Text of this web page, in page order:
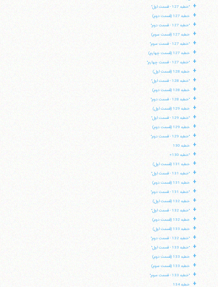
+ "خطبه 127 - قسمت اول"
+ خطبه 127 (قسمت دوم)
+ "خطبه 127 - قسمت دوم"
+ خطبه 127 (قسمت سوم)
+ "خطبه 127 - قسمت سوم"
+ خطبه 127 (قسمت چهارم)
+ "خطبه 127 - قسمت چهارم"
+ خطبه 128 (قسمت اول)
+ "خطبه 128 - قسمت اول"
+ خطبه 128 (قسمت دوم)
+ "خطبه 128 - قسمت دوم"
+ خطبه 129 (قسمت اول)
+ "خطبه 129 - قسمت اول"
+ خطبه 129 (قسمت دوم)
+ "خطبه 129 - قسمت دوم"
+ خطبه 130
+ "خطبه 130»
+ خطبه 131 (قسمت اول)
+ "خطبه 131 - قسمت اول"
+ خطبه 131 (قسمت دوم)
+ "خطبه 131 - قسمت دوم"
+ خطبه 132 (قسمت اول)
+ "خطبه 132 - قسمت اول"
+ خطبه 132 (قسمت دوم)
+ خطبه 133 (قسمت اول)
+ "خطبه 132 - قسمت دوم"
+ "خطبه 133 - قسمت اول"
+ خطبه 133 (قسمت دوم)
+ خطبه 133 (قسمت سوم)
+ "خطبه 133 - قسمت سوم"
+ خطبه 134